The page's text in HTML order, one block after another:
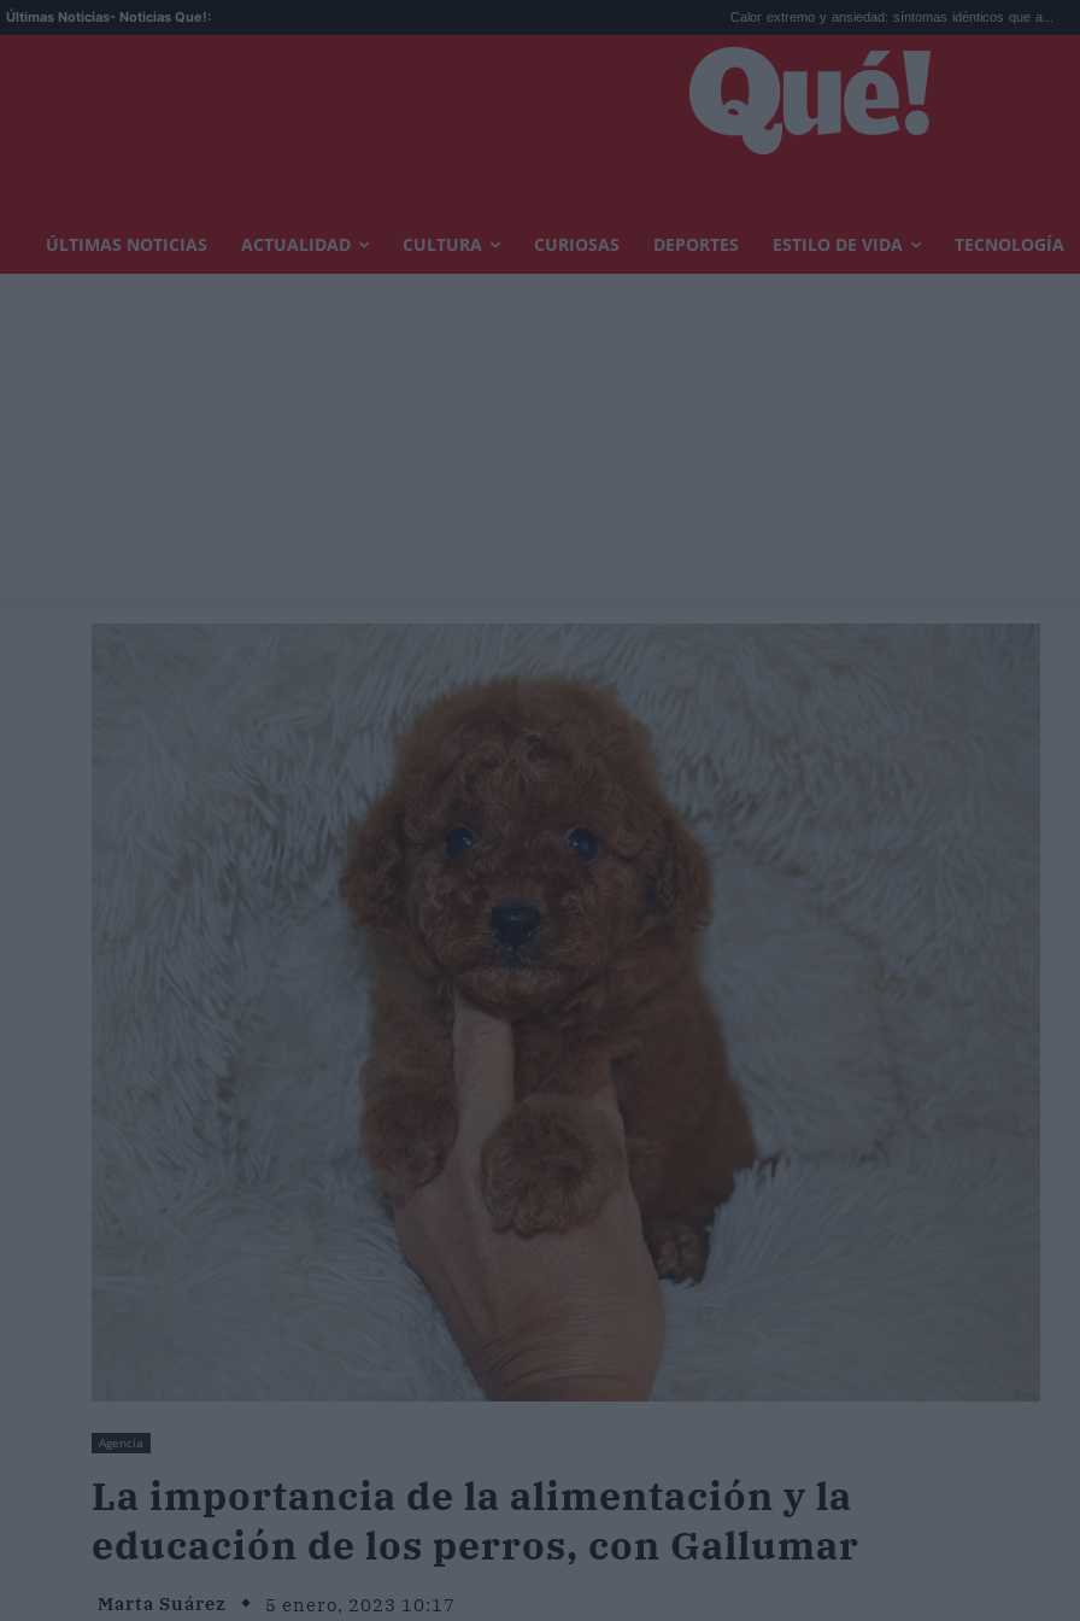
Últimas Noticias- Noticias Que!: Calor extremo y ansiedad: síntomas idénticos que a... El precio de la
ÚLTIMAS NOTICIAS ACTUALIDAD CULTURA CURIOSAS DEPORTES ESTILO DE VIDA TECNOLOGÍA
Agencia
La importancia de la alimentación y la
educación de los perros, con Gallumar
Marta Suárez 5 enero, 2023 10:17